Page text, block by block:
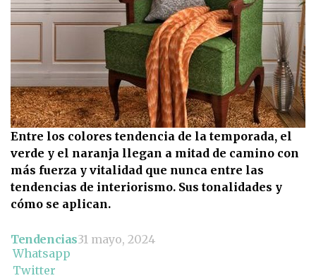
Entre los colores tendencia de la temporada, el
verde y el naranja llegan a mitad de camino con
más fuerza y vitalidad que nunca entre las
tendencias de interiorismo. Sus tonalidades y
cómo se aplican.
Tendencias31 mayo, 2024
Whatsapp
Twitter